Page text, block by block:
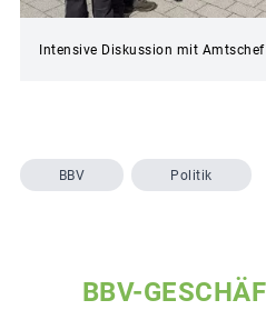
Intensive Diskussion mit
BBV Politik
BBV-